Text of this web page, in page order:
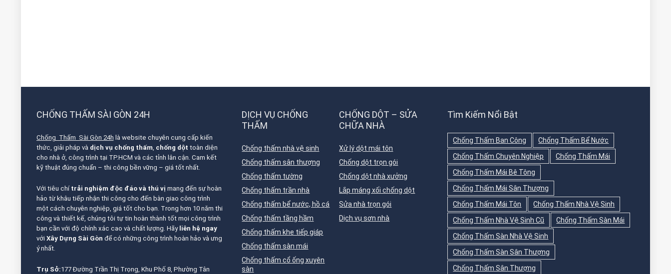
CHỐNG THẤM SÀI GÒN 24H
Chống Thấm Sài Gòn 24h là website chuyên cung cấp kiến
thức, giải pháp và dịch vụ chống thấm, chống dột toàn diện
cho nhà ở, công trình tại TP.HCM và các tỉnh lân cận. Cam kết
kỹ thuật đúng chuẩn – thi công bền vững – giá tốt nhất.
Với tiêu chí trải nghiệm độc đáo và thú vị mang đến sự hoàn
hảo từ khâu tiếp nhận thi công cho đến bàn giao công trình
một cách chuyên nghiệp, giá tốt cho bạn. Trong hơn 10 năm thi
công và thiết kế, chúng tôi tự tin hoàn thành tốt mọi công trình
bạn cần với độ chính xác cao và chất lượng. Hãy liên hệ ngay
với Xây Dựng Sài Gòn để có những công trình hoàn hảo và ưng
ý nhất.
Trụ Sở:177 Đường Trần Thị Trọng, Khu Phố 8, Phường Tân
DỊCH VỤ CHỐNG
THẤM
Chống thấm nhà vệ sinh
Chống thấm sân thượng
Chống thấm tường
Chống thấm trần nhà
Chống thấm bể nước, hồ cá
Chống thấm tầng hầm
Chống thấm khe tiếp giáp
Chống thấm sàn mái
Chống thấm cổ ống xuyên
sàn
CHỐNG DỘT – SỬA
CHỮA NHÀ
Xử lý dột mái tôn
Chống dột trọn gói
Chống dột nhà xưởng
Lắp máng xối chống dột
Sửa nhà trọn gói
Dịch vụ sơn nhà
Tìm Kiếm Nổi Bật
Chống Thấm Ban Công
Chống Thấm Bể Nước
Chống Thấm Chuyên Nghiệp
Chống Thấm Mái
Chống Thấm Mái Bê Tông
Chống Thấm Mái Sân Thượng
Chống Thấm Mái Tôn
Chống Thấm Nhà Vệ Sinh
Chống Thấm Nhà Vệ Sinh Cũ
Chống Thấm Sàn Mái
Chống Thấm Sàn Nhà Vệ Sinh
Chống Thấm Sàn Sân Thượng
Chống Thấm Sân Thượng